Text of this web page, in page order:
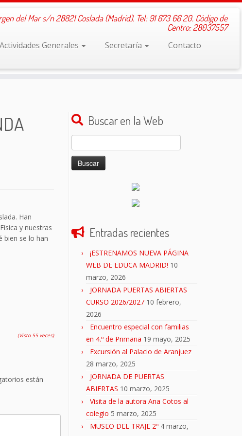
del Mar s/n 28821 Coslada (Madrid). Tel: 91 673 66 20. Código de
Centro: 28037557
Actividades Generales Secretaría
Contacto
Han
y nuestras
bien se lo han
(Visto 55 veces)
están
Buscar en la Web
Buscar:
Entradas recientes
¡ESTRENAMOS NUEVA PÁGINA
WEB DE EDUCA MADRID! 10
marzo, 2026
JORNADA PUERTAS ABIERTAS
CURSO 2026/2027 10 febrero,
2026
Encuentro especial con familias
en 4.º de Primaria 19 mayo, 2025
Excursión al Palacio de Aranjuez
28 marzo, 2025
JORNADA DE PUERTAS
ABIERTAS 10 marzo, 2025
Visita de la autora Ana Cotos al
colegio 5 marzo, 2025
MUSEO DEL TRAJE 2º 4 marzo,